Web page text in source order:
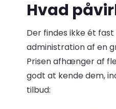
Hvad
Der findes ikke ét
administration af en
Prisen afhænger af
godt at kende dem,
tilbud: